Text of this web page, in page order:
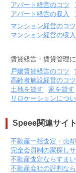
アパート経営のコツ
アパート経営の収入
マンション経営のコツ
マンション経営の収入
賃貸経営・賃貸管理
戸建賃貸経営のコツ
高齢者施設経営のコツ
土地を貸す
家を貸す
リロケーションにつ
Speee関連サイト
不動産一括査定・売
完全会員制の家探し
不動産査定ならすま
不動産会社の評判な